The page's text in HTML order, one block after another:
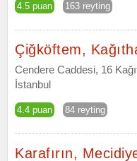
4.5 puan 163 reyting
Çiğköftem,
Cendere Caddesi, 16
İstanbul
4.4 puan 84 reyting
Karafırın,